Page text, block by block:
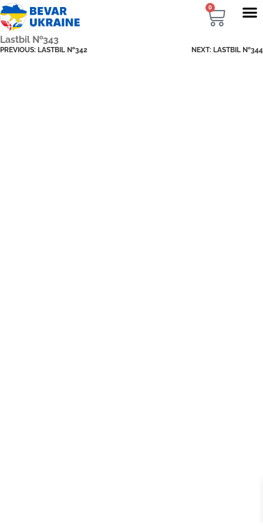
0
Lastbil №343
PREVIOUS: LASTBIL №342 NEXT: LASTBIL №344